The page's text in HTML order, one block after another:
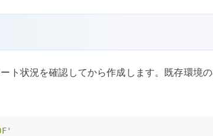
ト状況を確認してから作成します。既存環境